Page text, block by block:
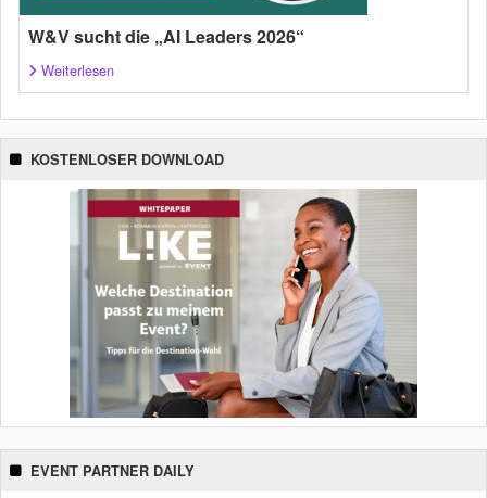
W&V sucht die „AI Leaders 2026“
Weiterlesen
KOSTENLOSER DOWNLOAD
EVENT PARTNER DAILY